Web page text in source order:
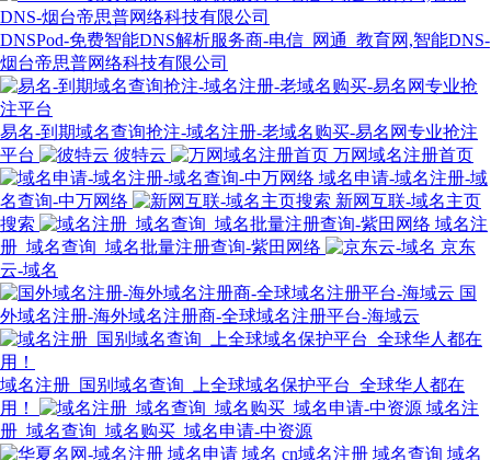
DNSPod-免费智能DNS解析服务商-电信_网通_教育网,智能DNS-
烟台帝思普网络科技有限公司
易名-到期域名查询抢注-域名注册-老域名购买-易名网专业抢注
平台
彼特云
万网域名注册首页
域名申请-域名注册-域
名查询-中万网络
新网互联-域名主页
搜索
域名注
册_域名查询_域名批量注册查询-紫田网络
京东
云-域名
国
外域名注册-海外域名注册商-全球域名注册平台-海域云
域名注册_国别域名查询_上全球域名保护平台_全球华人都在
用！
域名注
册_域名查询_域名购买_域名申请-中资源